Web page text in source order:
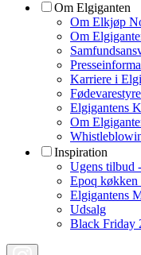
Om Elgiganten
Om Elkjøp
Om
Karriere i
Elgigantens
Om
Inspiration
Ugens tilbud
Epoq
Elgigantens
Udsalg
Black Friday